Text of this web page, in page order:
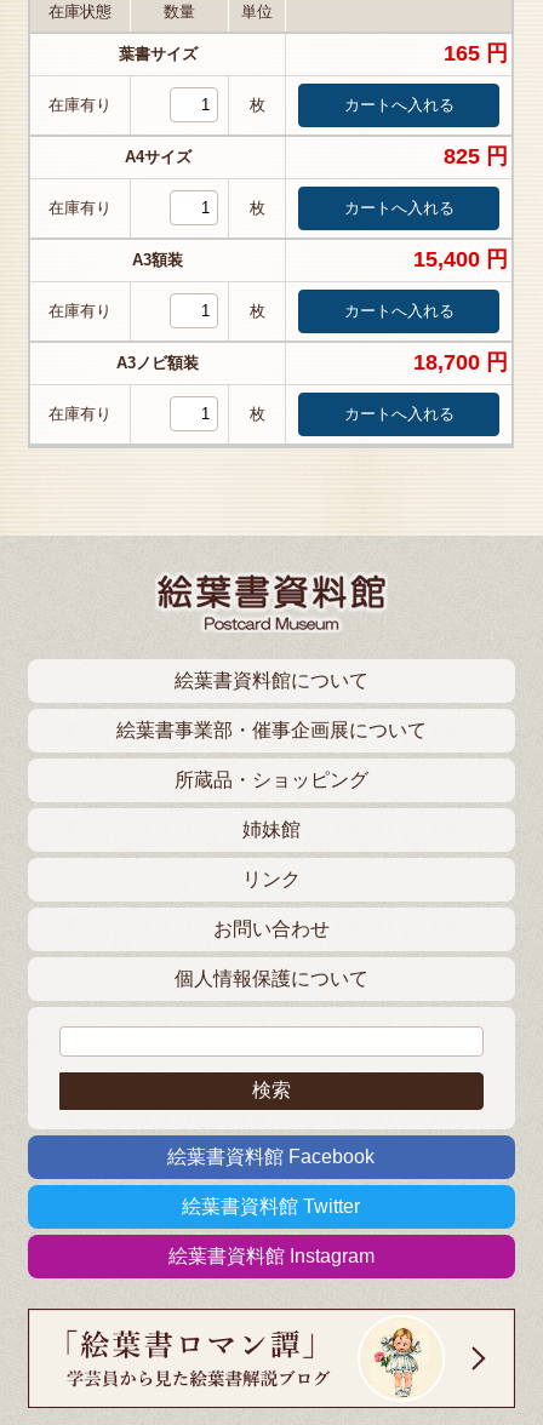
在庫状態 数量 単位
葉書サイズ 165 円
在庫有り 枚
A4サイズ 825 円
在庫有り 枚
A3額装 15,400 円
在庫有り 枚
A3ノビ額装 18,700 円
在庫有り 枚
絵葉書資料館について
絵葉書事業部・催事企画展について
所蔵品・ショッピング
姉妹館
リンク
お問い合わせ
個人情報保護について
絵葉書資料館 Facebook
絵葉書資料館 Twitter
絵葉書資料館 Instagram